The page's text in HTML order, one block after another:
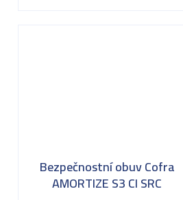
Bezpečnostní obuv Cofra
AMORTIZE S3 CI SRC